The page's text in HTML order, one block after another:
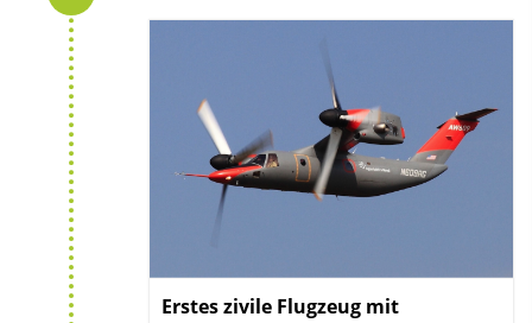
Erstes zivile Flugzeug mit